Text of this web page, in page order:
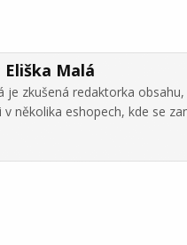
Eliška Malá
je zkušená redaktorka
v několika eshopech, kde se